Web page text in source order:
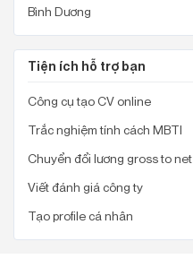
Bình Dương
Tiện ích hỗ trợ bạn
Công cụ tạo CV online
Trắc nghiệm tính cách MBTI
Chuyển đổi lương gross to net
Viết đánh giá công ty
Tạo profile cá nhân